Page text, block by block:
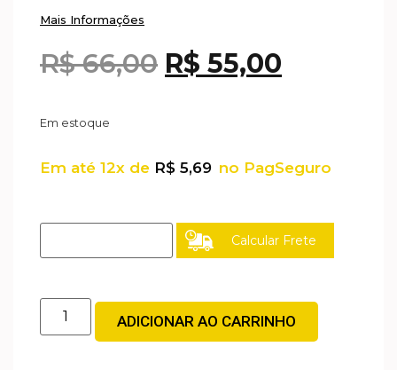
Mais Informações
R$66,00 R$ 55,00
Em estoque
Em até 12x de R$ 5,69 no PagSeguro
Calcular Frete
ADICIONAR AO CARRINHO